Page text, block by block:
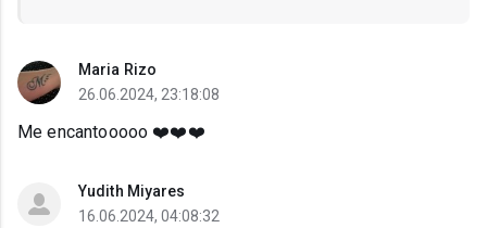
Maria Rizo
26.06.2024, 23:18:08
Me encantooooo ❤️❤️❤️
Yudith Miyares
16.06.2024, 04:08:32